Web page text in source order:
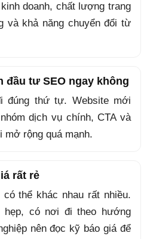
doanh, chất lượng trang
và khả năng chuyển đổi từ
đầu tư SEO ngay không
đúng thứ tự. Website mới
dịch vụ chính, CTA và
mở rộng quá mạnh.
rất rẻ
thể khác nhau rất nhiều.
có nơi đi theo hướng
nên đọc kỹ báo giá để